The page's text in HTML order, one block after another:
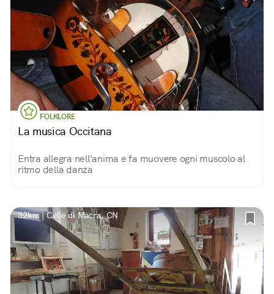
FOLKLORE
La musica Occitana
Entra allegra nell'anima e fa muovere ogni muscolo al
ritmo della danza
32km | Celle di Macra, CN